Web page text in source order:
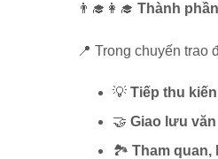
👨‍🎓👩‍🎓 Thành phần
📍 Trong chuyến trao
💡 Tiếp thu
🤝 Giao lưu
🏞 Tham quan,